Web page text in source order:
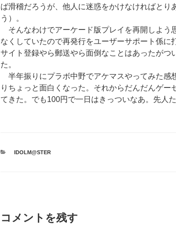
ば滑稽だろうが、他人に迷惑をかけなければとり
う）。
そんなわけでアーケード版プレイを再開しよう
なくしていたので再発行をユーザーサポート係に
サイト登録やら郵送やら面倒なことはあったがつ
た。
半年振りにプラボ中野でアケマスやってみた感
りちょっと面白くなった。それからだんだんゲー
てきた。でも100円で一日はきっついなあ。先人
カIDOLM@STER
コメントを残す